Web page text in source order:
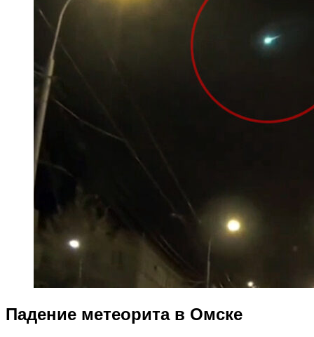
Падение метеорита в Омске